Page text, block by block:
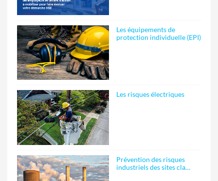
Les équipements de
protection individuelle (EPI)
Les risques électriques
Prévention des risques
industriels des sites cla…